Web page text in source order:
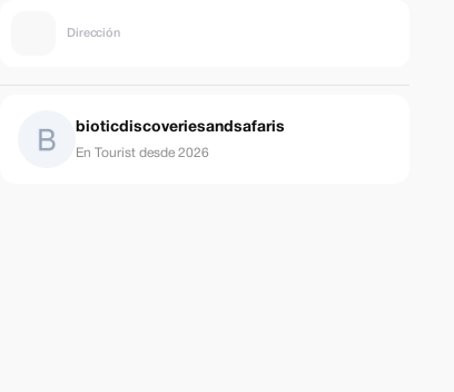
Dirección
bioticdiscoveriesandsafaris
En Tourist desde 2026